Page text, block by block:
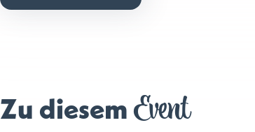
Zu diesem Event